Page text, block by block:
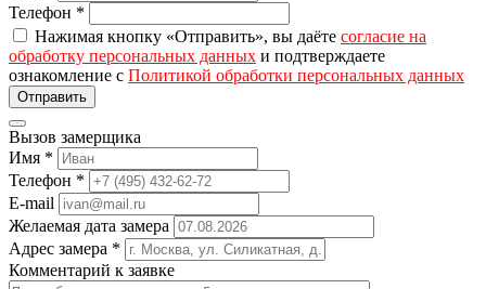
Телефон *
Нажимая кнопку «Отправить», вы даёте согласие на
обработку персональных данных и подтверждаете
ознакомление с Политикой обработки персональных данных
Вызов замерщика
Имя *
Телефон *
E-mail
Желаемая дата замера
Адрес замера *
Комментарий к заявке